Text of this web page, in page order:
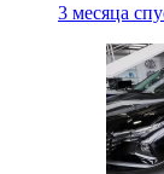
3 месяца